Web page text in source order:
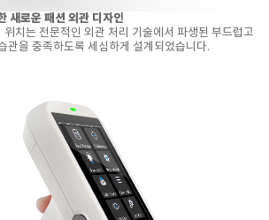
새로운 패션 외관 디자인
치는 전문적인 외관 처리 기술에서 파생된 부드럽고
관을 충족하도록 세심하게 설계되었습니다.